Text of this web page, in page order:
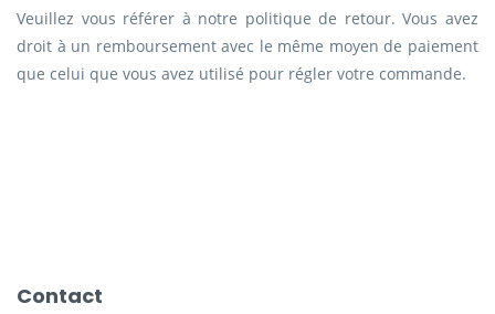
Veuillez vous référer à notre politique de retour. Vous avez
droit à un remboursement avec le même moyen de paiement
que celui que vous avez utilisé pour régler votre commande.
Contact